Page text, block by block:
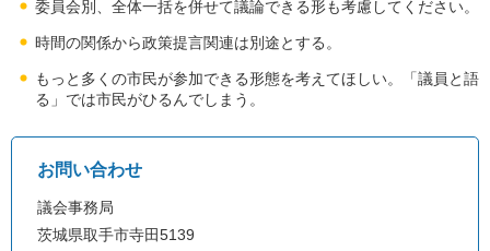
委員会別、全体一括を併せて議論できる形も考慮してください。
時間の関係から政策提言関連は別途とする。
もっと多くの市民が参加できる形態を考えてほしい。「議員と語
る」では市民がひるんでしまう。
お問い合わせ
議会事務局
茨城県取手市寺田5139